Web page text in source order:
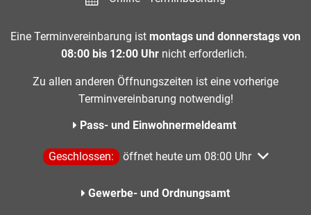
Eine Terminvereinbarung ist montags und donnerstags von
08:00 bis 12:00 Uhr nicht erforderlich.
Zu allen anderen Öffnungszeiten ist eine vorherige
Terminvereinbarung notwendig!
Pass- und Einwohnermeldeamt
Klicken, um weitere Öffnungs- oder Schließzeiten
Geschlossen: öffnet heute um 08:00 Uhr
Gewerbe- und Ordnungsamt